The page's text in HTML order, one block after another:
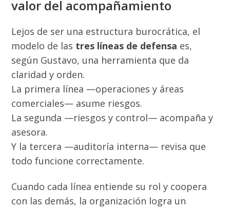
valor del acompañamiento
Lejos de ser una estructura burocrática, el
modelo de las tres líneas de defensa es,
según Gustavo, una herramienta que da
claridad y orden.
La primera línea —operaciones y áreas
comerciales— asume riesgos.
La segunda —riesgos y control— acompaña y
asesora.
Y la tercera —auditoría interna— revisa que
todo funcione correctamente.
Cuando cada línea entiende su rol y coopera
con las demás, la organización logra un